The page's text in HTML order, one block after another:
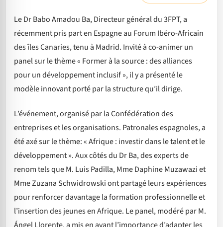
Le Dr Babo Amadou Ba, Directeur général du 3FPT, a
récemment pris part en Espagne au Forum Ibéro-Africain
des îles Canaries, tenu à Madrid. Invité à co-animer un
panel sur le thème « Former à la source : des alliances
pour un développement inclusif », il y a présenté le
modèle innovant porté par la structure qu’il dirige.
L’événement, organisé par la Confédération des
entreprises et les organisations. Patronales espagnoles, a
été axé sur le thème: « Afrique : investir dans le talent et le
développement ». Aux côtés du Dr Ba, des experts de
renom tels que M. Luis Padilla, Mme Daphine Muzawazi et
Mme Zuzana Schwidrowski ont partagé leurs expériences
pour renforcer davantage la formation professionnelle et
l’insertion des jeunes en Afrique. Le panel, modéré par M.